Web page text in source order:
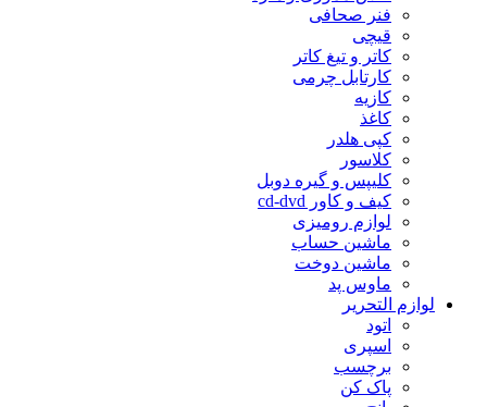
فنر صحافی
قیچی
کاتر و تیغ کاتر
کارتابل چرمی
کازیه
کاغذ
کپی هلدر
کلاسور
کلیپس و گیره دوبل
کیف و کاور cd-dvd
لوازم رومیزی
ماشین حساب
ماشین دوخت
ماوس پد
لوازم التحریر
اتود
اسپری
برچسب
پاک کن